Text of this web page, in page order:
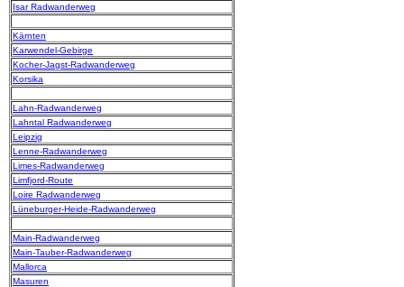
Isar Radwanderweg
Kärnten
Karwendel-Gebirge
Kocher-Jagst-Radwanderweg
Korsika
Lahn-Radwanderweg
Lahntal Radwanderweg
Leipzig
Lenne-Radwanderweg
Limes-Radwanderweg
Limfjord-Route
Loire Radwanderweg
Lüneburger-Heide-Radwanderweg
Main-Radwanderweg
Main-Tauber-Radwanderweg
Mallorca
Masuren